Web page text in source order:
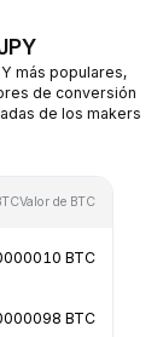
más populares,
de conversión
de los makers
Valor de BTC
BTC
BTC